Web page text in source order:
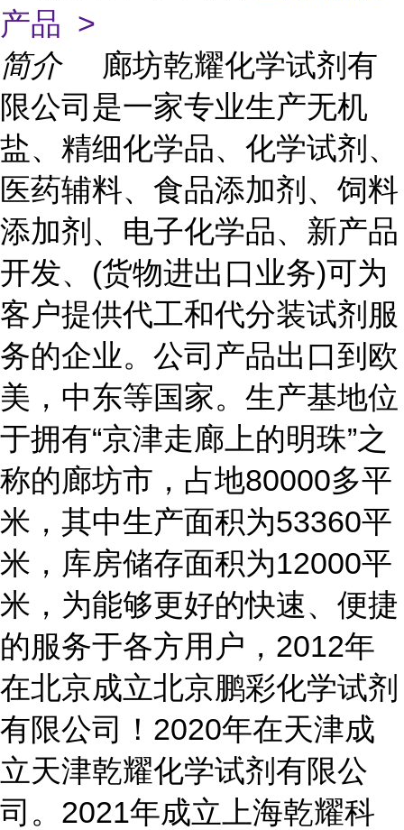
产品 >
简介
廊坊乾耀化学试剂有
限公司是一家专业生产无机
盐、精细化学品、化学试剂、
医药辅料、食品添加剂、饲料
添加剂、电子化学品、新产品
开发、(货物进出口业务)可为
客户提供代工和代分装试剂服
务的企业。公司产品出口到欧
美，中东等国家。生产基地位
于拥有“京津走廊上的明珠”之
称的廊坊市，占地80000多平
米，其中生产面积为53360平
米，库房储存面积为12000平
米，为能够更好的快速、便捷
的服务于各方用户，2012年
在北京成立北京鹏彩化学试剂
有限公司！2020年在天津成
立天津乾耀化学试剂有限公
司。2021年成立上海乾耀科